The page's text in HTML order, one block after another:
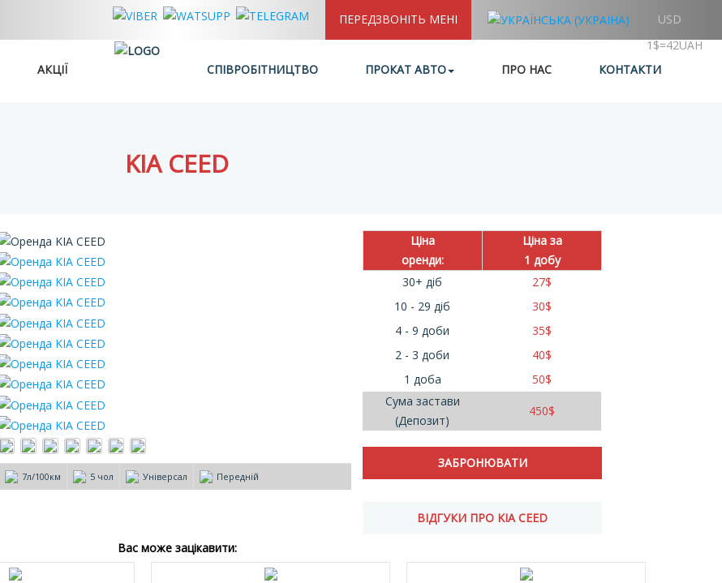
ПЕРЕДЗВОНІТЬ МЕНІ
USD
1$=42UAH
АКЦІЇ СПІВРОБІТНИЦТВО ПРОКАТ АВТО ПРО НАС КОНТАКТИ
KIA CEED
7л/100км 5 чол Універсал Передній
Ціна
оренди:
Ціна за
1 добу
30+ діб
27$
10 - 29 діб
30$
4 - 9 доби
35$
2 - 3 доби
40$
1 доба
50$
Сума застави
(Депозит)
450$
ВІДГУКИ ПРО KIA CEED
Вас може зацікавити: